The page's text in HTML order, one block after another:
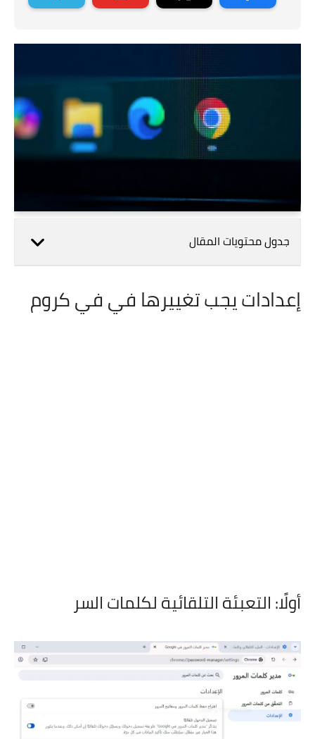
جدول محتويات المقال
إعدادات يجب تغييرها في في كروم
أولًا: التعبئة التلقائية لكلمات السر